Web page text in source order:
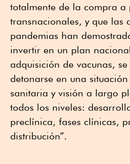
totalmente de la compra a
transnacionales, y que las
pandemias han
invertir en un plan
adquisición de vacunas,
detonarse en una
sanitaria y visión a largo
todos los niveles:
preclínica, fases clínicas,
distribución”.